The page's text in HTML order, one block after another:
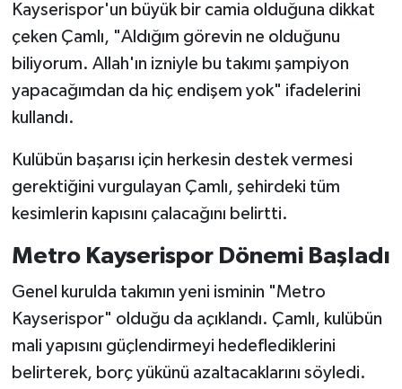
Kayserispor'un büyük bir camia olduğuna dikkat
çeken Çamlı, "Aldığım görevin ne olduğunu
biliyorum. Allah'ın izniyle bu takımı şampiyon
yapacağımdan da hiç endişem yok" ifadelerini
kullandı.
Kulübün başarısı için herkesin destek vermesi
gerektiğini vurgulayan Çamlı, şehirdeki tüm
kesimlerin kapısını çalacağını belirtti.
Metro Kayserispor Dönemi Başladı
Genel kurulda takımın yeni isminin "Metro
Kayserispor" olduğu da açıklandı. Çamlı, kulübün
mali yapısını güçlendirmeyi hedeflediklerini
belirterek, borç yükünü azaltacaklarını söyledi.